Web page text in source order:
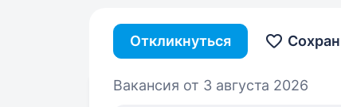
Откликнуться
Вакансия от 3 августа 2026